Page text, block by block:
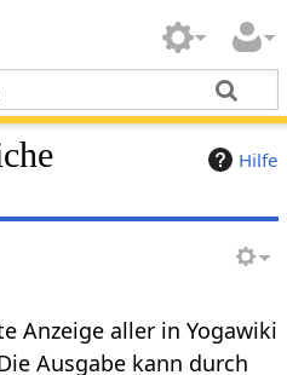
Hilfe
Anzeige aller in Yogawiki
Ausgabe kann durch